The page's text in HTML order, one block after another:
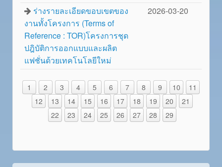
ร่างรายละเอียดขอบเขตของ
งานทั้งโครงการ (Terms of
Reference : TOR)โครงการชุด
ปฎิบัติการออกแบบและผลิต
แฟชั่นด้วยเทคโนโลยีใหม่
2026-03-20
1 2 3 4 5 6 7 8 9 10
11
12
13 14 15 16 17 18 19 20
21
22
23 24 25 26 27 28 29